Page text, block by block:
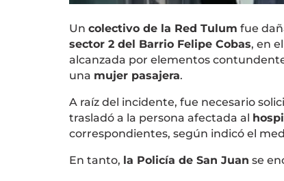
Un colectivo de la Red Tulum fue
sector 2 del Barrio Felipe Cobas, en
alcanzada por elementos
una mujer pasajera.
A raíz del incidente, fue necesario
trasladó a la persona afectada al
correspondientes, según indicó el
En tanto, la Policía de San Juan se